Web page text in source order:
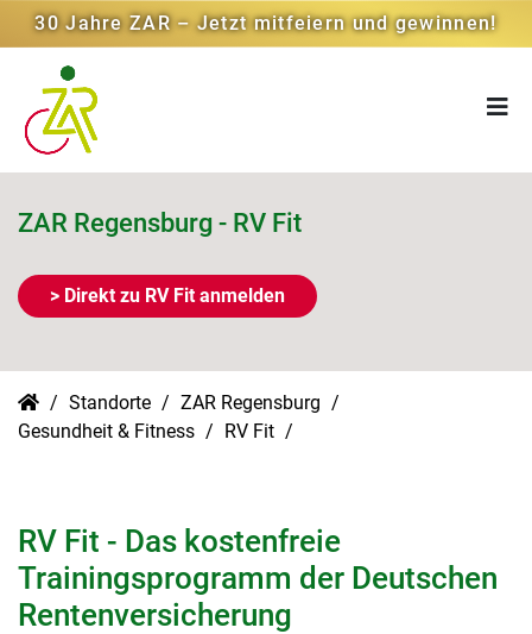
30 Jahre ZAR – Jetzt mitfeiern und gewinnen!
ZAR Regensburg - RV Fit
> Direkt zu RV Fit anmelden
Standorte
ZAR Regensburg
Gesundheit & Fitness
RV Fit
RV Fit - Das kostenfreie
Trainingsprogramm der Deutschen
Rentenversicherung